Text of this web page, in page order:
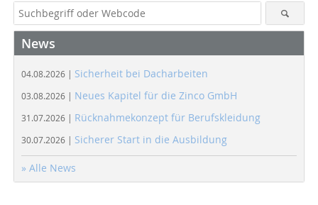
News
04.08.2026 | Sicherheit bei Dacharbeiten
03.08.2026 | Neues Kapitel für die Zinco GmbH
31.07.2026 | Rücknahmekonzept für Berufskleidung
30.07.2026 | Sicherer Start in die Ausbildung
» Alle News